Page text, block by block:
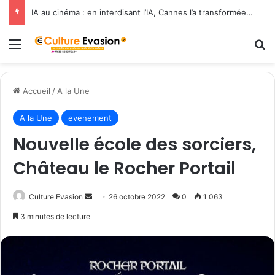
IA au cinéma : en interdisant l’IA, Cannes l’a transformée en label de luxe
Menu
Accueil / A la Une
A la Une evenement
Nouvelle école des sorciers,
Château le Rocher Portail
Culture Evasion
e
26 octobre 2022 0 1 063
3 minutes de lecture